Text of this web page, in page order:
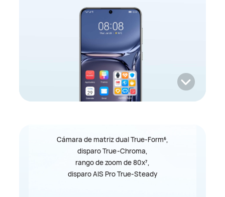
Cámara de matriz dual True-Form6,
disparo True-Chroma,
rango de zoom de 80x7,
disparo AIS Pro True-Steady